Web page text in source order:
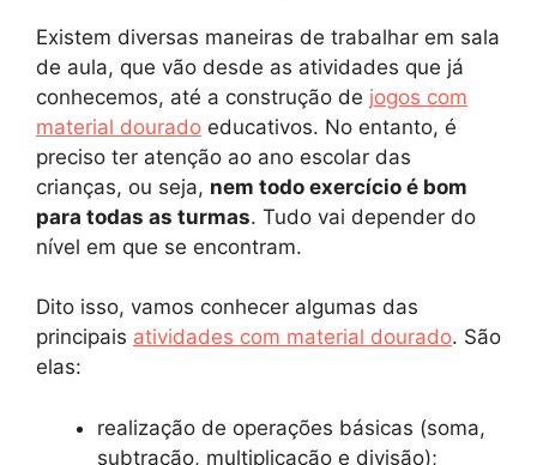
Existem diversas maneiras de trabalhar em sala
de aula, que vão desde as atividades que já
conhecemos, até a construção de jogos com
material dourado educativos. No entanto, é
preciso ter atenção ao ano escolar das
crianças, ou seja, nem todo exercício é bom
para todas as turmas. Tudo vai depender do
nível em que se encontram.
Dito isso, vamos conhecer algumas das
principais atividades com material dourado. São
elas:
realização de operações básicas (soma,
subtração, multiplicação e divisão);